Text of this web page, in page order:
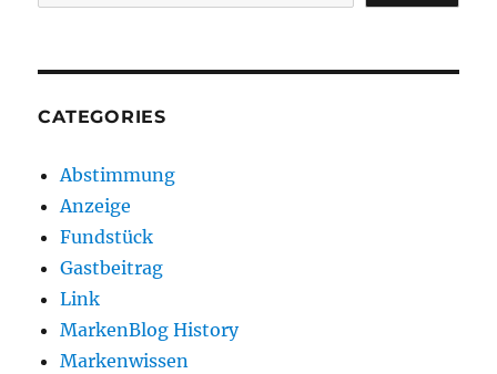
CATEGORIES
Abstimmung
Anzeige
Fundstück
Gastbeitrag
Link
MarkenBlog History
Markenwissen